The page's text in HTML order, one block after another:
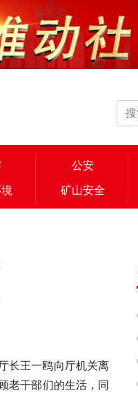
公安
矿山安全
长王一鸥向厅机关离
老干部们的生活，同